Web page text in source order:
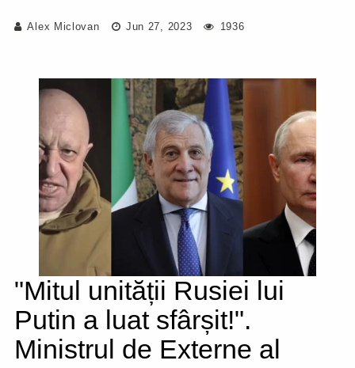
Alex Miclovan Jun 27, 2023 1936
"Mitul unității Rusiei lui
Putin a luat sfârșit!".
Ministrul de Externe al